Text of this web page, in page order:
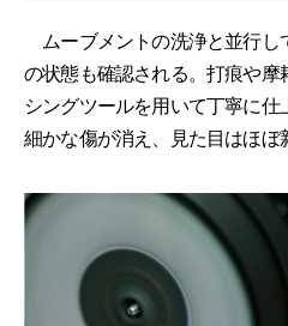
ムーブメントの洗浄と並行し
の状態も確認される。打痕や摩
シングツールを用いて丁寧に仕
細かな傷が消え、見た目はほぼ